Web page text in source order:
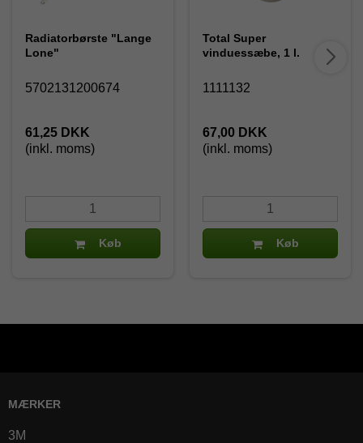
Radiatorbørste "Lange
Lone"
5702131200674
61,25 DKK
(inkl. moms)
Køb
Total Super
vinduessæbe, 1 l.
1111132
67,00 DKK
(inkl. moms)
Køb
MÆRKER
3M